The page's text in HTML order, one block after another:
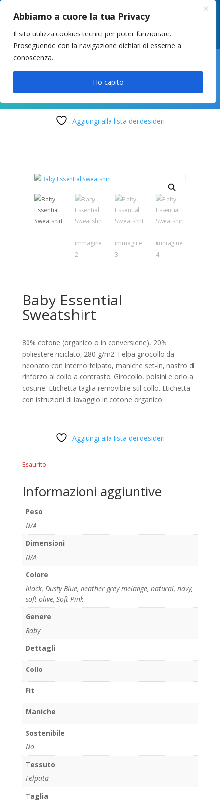
Abbiamo a cuore la tua Privacy
Il sito utilizza cookies tecnici per poter funzionare.
Proseguendo con la navigazione dichiari di esserne a
conoscenza.
Ho capito
049 8627946 –info@cstosetto.it
LUN-VEN 9-12 / 14:30-17
Aggiungi alla lista dei desideri
Baby Essential
Sweatshirt
80% cotone (organico o in conversione), 20%
poliestere riciclato, 280 g/m2. Felpa girocollo da
neonato con interno felpato, maniche set-in, nastro di
rinforzo al collo a contrasto. Girocollo, polsini e orlo a
costine. Etichetta taglia removibile sul collo. Etichetta
con istruzioni di lavaggio in cotone organico.
Aggiungi alla lista dei desideri
Esaurito
Informazioni aggiuntive
Peso
N/A
Dimensioni
N/A
Colore
black, Dusty Blue, heather grey melange, natural, navy,
soft olive, Soft Pink
Genere
Baby
Dettagli
Collo
Fit
Maniche
Sostenibile
No
Tessuto
Felpata
Taglia